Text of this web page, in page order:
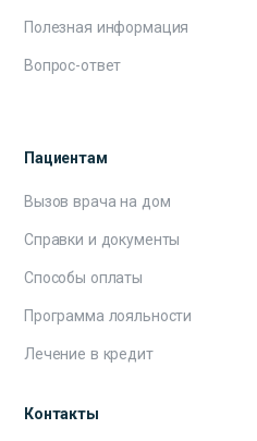
Полезная информация
Вопрос-ответ
Пациентам
Вызов врача на дом
Справки и документы
Способы оплаты
Программа лояльности
Лечение в кредит
Контакты